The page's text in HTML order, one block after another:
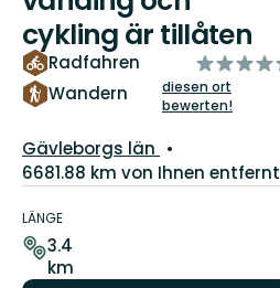
cykling är tillåten
Radfahren
Wandern
von
5
Sternen
diesen ort
bewerten!
Landkreis:
Gävleborgs län
6681.88 km von Ihnen entfernt
zum
Weg
LÄNGE
3.4
km